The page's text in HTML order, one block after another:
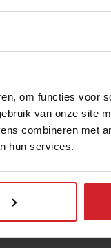
om functies voor
van onze site
combineren met
hun services.